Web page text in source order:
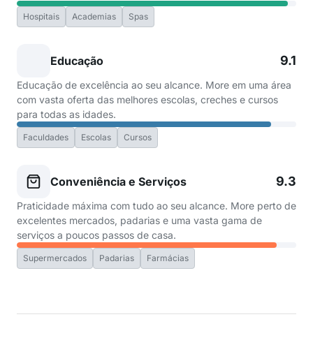
Hospitais Academias Spas
Educação 9.1
Educação de excelência ao seu alcance. More em uma área
com vasta oferta das melhores escolas, creches e cursos
para todas as idades.
Faculdades Escolas Cursos
Conveniência e Serviços 9.3
Praticidade máxima com tudo ao seu alcance. More perto de
excelentes mercados, padarias e uma vasta gama de
serviços a poucos passos de casa.
Supermercados Padarias Farmácias